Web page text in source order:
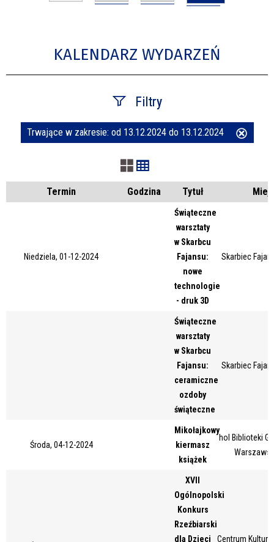
KALENDARZ WYDARZEŃ
Filtry
Szukana fraza
Kategoria
Trwające w zakresie: od 13.12.2024 do 13.12.2024
Termin Godzina Tytuł
Niedziela, 01-12-2024
Świąteczne
warsztaty
w Skarbcu
Fajansu:
nowe
technologie
- druk 3D
Skarbiec
Świąteczne
warsztaty
w Skarbcu
Fajansu:
ceramiczne
ozdoby
świąteczne
Skarbiec
Środa, 04-12-2024
Mikołajkowy
kiermasz
książek
hol Biblioteki
XVII
Ogólnopolski
Konkurs
Rzeźbiarski
dla Dzieci
Centrum Kultury